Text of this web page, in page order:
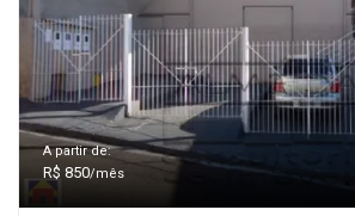
A partir de:
R$ 850/mês